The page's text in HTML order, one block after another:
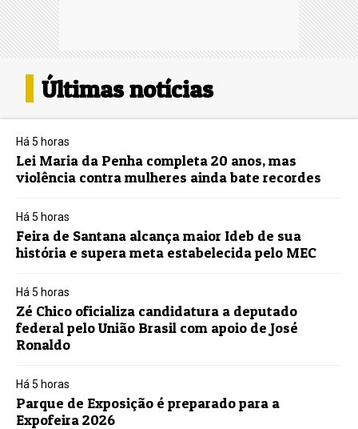
Últimas notícias
Há 5 horas
Lei Maria da Penha completa 20 anos, mas
violência contra mulheres ainda bate recordes
Há 5 horas
Feira de Santana alcança maior Ideb de sua
história e supera meta estabelecida pelo MEC
Há 5 horas
Zé Chico oficializa candidatura a deputado
federal pelo União Brasil com apoio de José
Ronaldo
Há 5 horas
Parque de Exposição é preparado para a
Expofeira 2026